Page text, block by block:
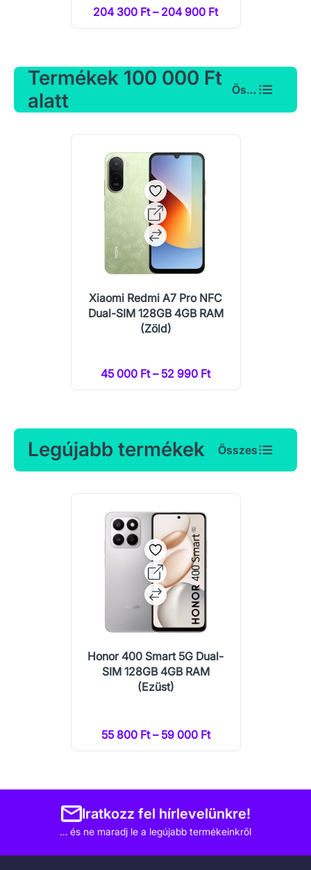
204 300 Ft – 204 900 Ft
Termékek 100 000 Ft
alatt
Összes
Xiaomi Redmi A7 Pro NFC
Dual-SIM 128GB 4GB RAM
(Zöld)
45 000 Ft – 52 990 Ft
Legújabb termékek Összes
Honor 400 Smart 5G Dual-
SIM 128GB 4GB RAM
(Ezüst)
55 800 Ft – 59 000 Ft
Iratkozz fel hírlevelünkre!
… és ne maradj le a legújabb termékeinkről